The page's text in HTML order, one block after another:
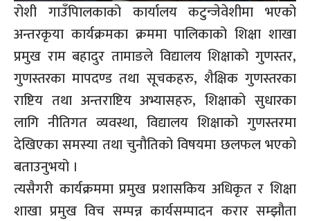
रोशी गाउँपािलकाको कार्यालय कटुन्जेवेशीमा भएको
अन्तरकृया कार्यक्रमका क्रममा पालिकाको शिक्षा शाखा
प्रमुख राम बहादुर तामाङले विद्यालय शिक्षाको गुणस्तर,
गुणस्तरका मापदण्ड तथा सूचकहरु, शैक्षिक गुणस्तरका
राष्टिय तथा अन्तराष्टिय अभ्यासहरु, शिक्षाको सुधारका
लागि नीतिगत व्यवस्था, विद्यालय शिक्षाको गुणस्तरमा
देखिएका समस्या तथा चुनौतिको विषयमा छलफल भएको
बताउनुभयो ।
त्यसैगरी कार्यक्रममा प्रमुख प्रशासकिय अधिकृत र शिक्षा
शाखा प्रमुख विच सम्पन्न कार्यसम्पादन करार सम्झौता